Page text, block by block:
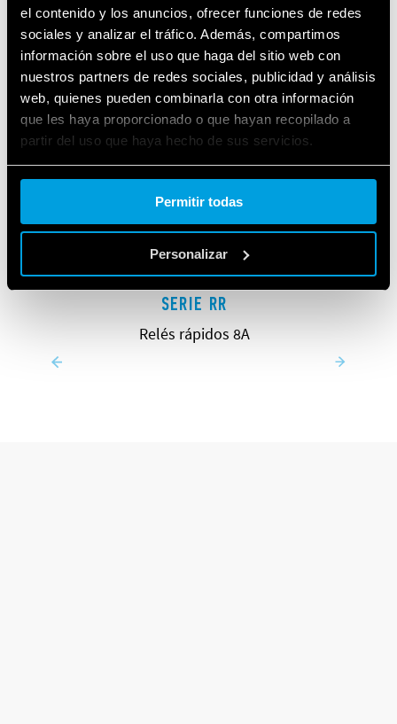
el contenido y los anuncios, ofrecer funciones de redes
sociales y analizar el tráfico. Además, compartimos
información sobre el uso que haga del sitio web con
nuestros partners de redes sociales, publicidad y análisis
web, quienes pueden combinarla con otra información
que les haya proporcionado o que hayan recopilado a
partir del uso que haya hecho de sus servicios.
Cookie policy.
Permitir todas
Personalizar
SERIE RR
Relés rápidos 8A